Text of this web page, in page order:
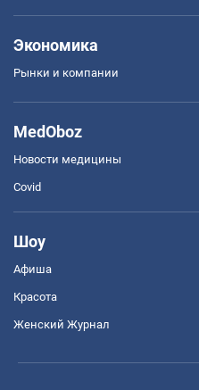
Экономика
Рынки и компании
MedOboz
Новости медицины
Covid
Шоу
Афиша
Красота
Женский Журнал